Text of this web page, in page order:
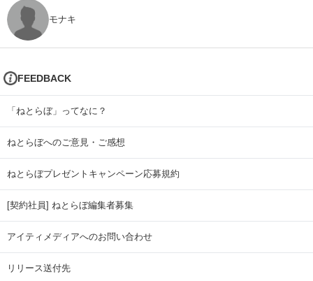
モナキ
FEEDBACK
「ねとらぼ」ってなに？
ねとらぼへのご意見・ご感想
ねとらぼプレゼントキャンペーン応募規約
[契約社員] ねとらぼ編集者募集
アイティメディアへのお問い合わせ
リリース送付先